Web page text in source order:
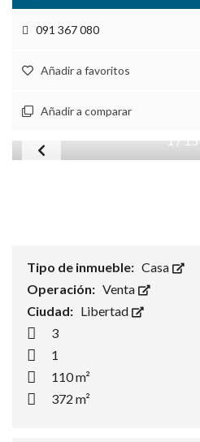
091 367 080
Añadir a favoritos
Añadir a comparar
1/15
Tipo de inmueble: Casa
Operación: Venta
Ciudad: Libertad
3
1
110 m²
372 m²